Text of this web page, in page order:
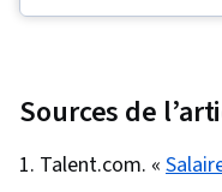
Outils de
Facilité
Sources de
Talent.com. «